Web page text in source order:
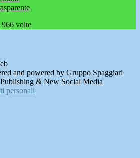
966 volte
and powered by Gruppo Spaggiari
& New Social Media
personali